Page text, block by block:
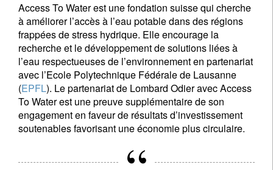
Access To Water est une fondation suisse qui cherche
à améliorer l’accès à l’eau potable dans des régions
frappées de stress hydrique. Elle encourage la
recherche et le développement de solutions liées à
l’eau respectueuses de l’environnement en partenariat
avec l’Ecole Polytechnique Fédérale de Lausanne
(EPFL). Le partenariat de Lombard Odier avec Access
To Water est une preuve supplémentaire de son
engagement en faveur de résultats d’investissement
soutenables favorisant une économie plus circulaire.